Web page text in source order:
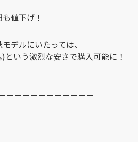
値下げ！
デルにいたっては、
いう激烈な安さで購入可能に！
－－－－－－－－－－－